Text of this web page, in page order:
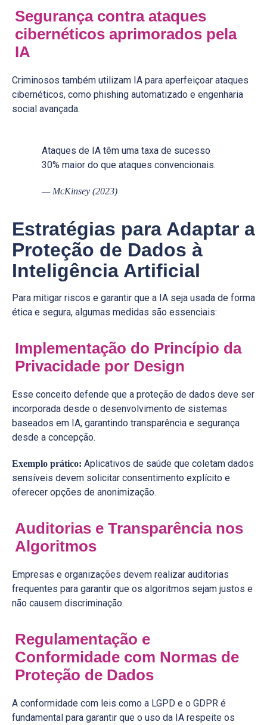
Segurança contra ataques
cibernéticos aprimorados pela
IA
Criminosos também utilizam IA para aperfeiçoar ataques
cibernéticos, como phishing automatizado e engenharia
social avançada.
Ataques de IA têm uma taxa de sucesso
30% maior do que ataques convencionais.
— McKinsey (2023)
Estratégias para Adaptar a
Proteção de Dados à
Inteligência Artificial
Para mitigar riscos e garantir que a IA seja usada de forma
ética e segura, algumas medidas são essenciais:
Implementação do Princípio da
Privacidade por Design
Esse conceito defende que a proteção de dados deve ser
incorporada desde o desenvolvimento de sistemas
baseados em IA, garantindo transparência e segurança
desde a concepção.
Exemplo prático: Aplicativos de saúde que coletam dados
sensíveis devem solicitar consentimento explícito e
oferecer opções de anonimização.
Auditorias e Transparência nos
Algoritmos
Empresas e organizações devem realizar auditorias
frequentes para garantir que os algoritmos sejam justos e
não causem discriminação.
Regulamentação e
Conformidade com Normas de
Proteção de Dados
A conformidade com leis como a LGPD e o GDPR é
fundamental para garantir que o uso da IA respeite os